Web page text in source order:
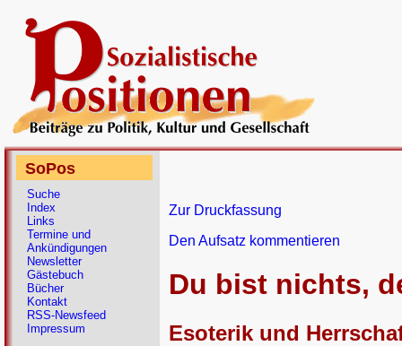
Zur Druckfassung
Den Aufsatz kommentieren
Du bist nichts,
Esoterik und
SoPos
Suche
Index
Links
Termine und
Ankündigungen
Newsletter
Gästebuch
Bücher
Kontakt
RSS-Newsfeed
Impressum